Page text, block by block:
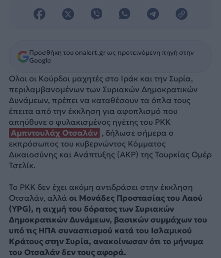
Προσθήκη του onalert.gr ως προτεινόμενη πηγή στην
Google
Ολοι οι Κούρδοι μαχητές στο Ιράκ και την Συρία,
περιλαμβανομένων των Συριακών Δημοκρατικών
Δυνάμεων, πρέπει να καταθέσουν τα όπλα τους
έπειτα από την έκκληση για αφοπλισμό που
απηύθυνε ο φυλακισμένος ηγέτης του PKK
Αμπντουλάχ Οτσαλάν , δήλωσε σήμερα ο
εκπρόσωπος του κυβερνώντος Κόμματος
Δικαιοσύνης και Ανάπτυξης (AKP) της Τουρκίας Ομέρ
Τσελίκ.
Το PKK δεν έχει ακόμη αντιδράσει στην έκκληση
Οτσαλάν, αλλά οι Μονάδες Προστασίας του Λαού
(YPG), η αιχμή του δόρατος των Συριακών
Δημοκρατικών Δυνάμεων, βασικών συμμάχων του
υπό τις ΗΠΑ συνασπισμού κατά του Ισλαμικού
Κράτους στην Συρία, ανακοίνωσαν ότι το μήνυμα
του Οτσαλάν δεν τους αφορά.